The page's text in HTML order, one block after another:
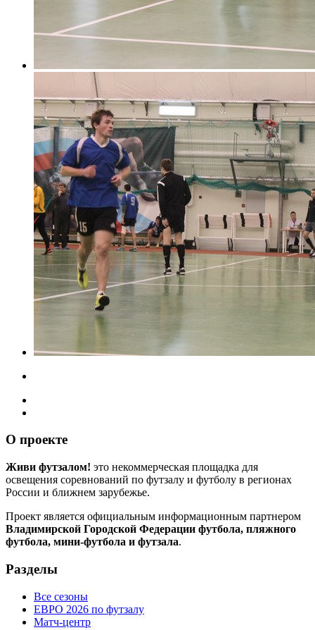
О проекте
Живи футзалом! это некоммерческая площадка для
освещения соревнований по футзалу и футболу в регионах
России и ближнем зарубежье.
Проект является официальным информационным партнером
Владимирской Городской Федерации футбола, пляжного
футбола, мини-футбола и футзала.
Разделы
Все сезоны
ЕВРО 2026 по футзалу
Матч-центр